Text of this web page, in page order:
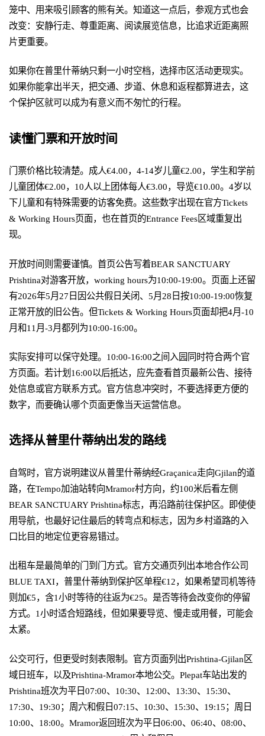
笼中、用来吸引顾客的熊有关。知道这一点后，参观方式也会
改变：安静行走、尊重距离、阅读展览信息，比追求近距离照
片更重要。
如果你在普里什蒂纳只剩一小时空档，选择市区活动更现实。
如果你能拿出半天，把交通、步道、休息和返程都算进去，这
个保护区就可以成为有意义而不匆忙的行程。
读懂门票和开放时间
门票价格比较清楚。成人€4.00，4-14岁儿童€2.00，学生和学前
儿童团体€2.00，10人以上团体每人€3.00，导览€10.00。4岁以
下儿童和有特殊需要的访客免费。这些数字出现在官方Tickets
& Working Hours页面，也在首页的Entrance Fees区域重复出
现。
开放时间则需要谨慎。首页公告写着BEAR SANCTUARY
Prishtina对游客开放，working hours为10:00-19:00。页面上还留
有2026年5月27日因公共假日关闭、5月28日按10:00-19:00恢复
正常开放的旧公告。但Tickets & Working Hours页面却把4月-10
月和11月-3月都列为10:00-16:00。
实际安排可以保守处理。10:00-16:00之间入园同时符合两个官
方页面。若计划16:00以后抵达，应先查看首页最新公告、接待
处信息或官方联系方式。官方信息冲突时，不要选择更方便的
数字，而要确认哪个页面更像当天运营信息。
选择从普里什蒂纳出发的路线
自驾时，官方说明建议从普里什蒂纳经Graçanica走向Gjilan的道
路，在Tempo加油站转向Mramor村方向，约100米后看左侧
BEAR SANCTUARY Prishtina标志，再沿路前往保护区。即使使
用导航，也最好记住最后的转弯点和标志，因为乡村道路的入
口比目的地定位更容易错过。
出租车是最简单的门到门方式。官方交通页列出本地合作公司
BLUE TAXI，普里什蒂纳到保护区单程€12，如果希望司机等待
则加€5，含1小时等待的往返为€25。是否等待会改变你的停留
方式。1小时适合短路线，但如果要导览、慢走或用餐，可能会
太紧。
公交可行，但更受时刻表限制。官方页面列出Prishtina-Gjilan区
域日班车，以及Prishtina-Mramor本地公交。Plepat车站出发的
Prishtina班次为平日07:00、10:30、12:00、13:30、15:30、
17:30、19:30；周六和假日07:15、10:30、15:30、19:15；周日
10:00、18:00。Mramor返回班次为平日06:00、06:40、08:00、